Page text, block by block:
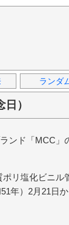
ランダ
）
ンド「MCC」
リ塩化ビニル
年）2月21日